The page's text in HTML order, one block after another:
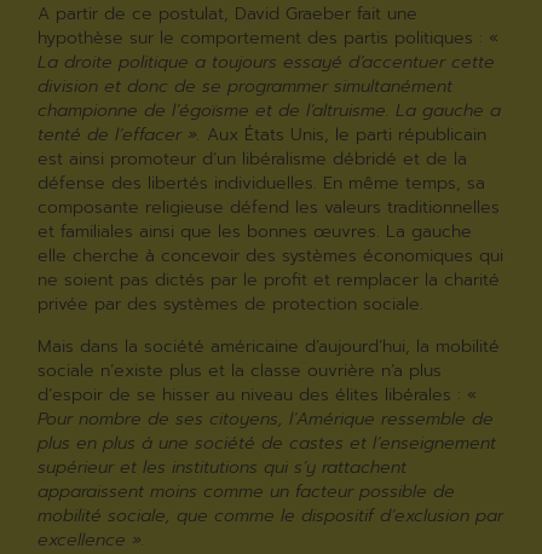
A partir de ce postulat, David Graeber fait une
hypothèse sur le comportement des partis politiques : «
La droite politique a toujours essayé d’accentuer cette
division et donc de se programmer simultanément
championne de l’égoïsme et de l’altruisme. La gauche a
tenté de l’effacer ». Aux États Unis, le parti républicain
est ainsi promoteur d’un libéralisme débridé et de la
défense des libertés individuelles. En même temps, sa
composante religieuse défend les valeurs traditionnelles
et familiales ainsi que les bonnes œuvres. La gauche
elle cherche à concevoir des systèmes économiques qui
ne soient pas dictés par le profit et remplacer la charité
privée par des systèmes de protection sociale.
Mais dans la société américaine d’aujourd’hui, la mobilité
sociale n’existe plus et la classe ouvrière n’a plus
d’espoir de se hisser au niveau des élites libérales : «
Pour nombre de ses citoyens, l’Amérique ressemble de
plus en plus à une société de castes et l’enseignement
supérieur et les institutions qui s’y rattachent
apparaissent moins comme un facteur possible de
mobilité sociale, que comme le dispositif d’exclusion par
excellence ».